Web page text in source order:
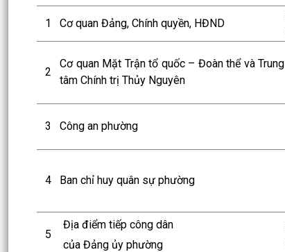
1 Cơ quan Đảng, Chính quyền, HĐND
2
Cơ quan Mặt Trận tổ quốc – Đoàn thể và Trung
tâm Chính trị Thủy Nguyên
3 Công an phường
4 Ban chỉ huy quân sự phường
5
Địa điểm tiếp công dân
của Đảng ủy phường